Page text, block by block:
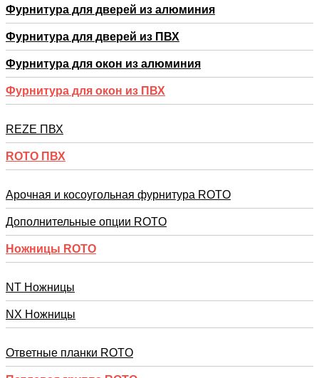
Фурнитура для дверей из алюминия
Фурнитура для дверей из ПВХ
Фурнитура для окон из алюминия
Фурнитура для окон из ПВХ
REZE ПВХ
RОTO ПВХ
Арочная и косоугольная фурнитура ROTO
Дополнительные опции ROTO
Ножницы ROTO
NT Ножницы
NX Ножницы
Ответные планки ROTO